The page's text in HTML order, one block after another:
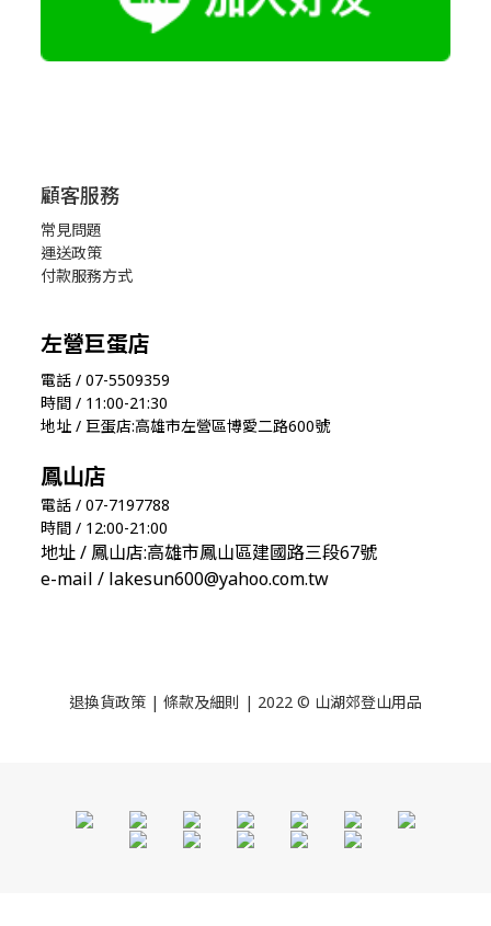
顧客服務
常見問題
運送政策
付款服務方式
左營巨蛋店
電話 / 07-5509359
時間 / 11:00-21:30
地址 / 巨蛋店:高雄市左營區博愛二路600號
鳳山店
電話 / 07-7197788
時間 / 12:00-21:00
地址 / 鳳山店:高雄市鳳山區建國路三段67號
e-mail / lakesun600@yahoo.com.tw
退換貨政策 | 條款及細則 | 2022 © 山湖郊登山用品